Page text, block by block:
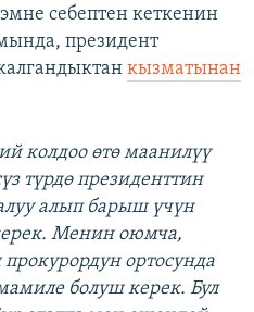
себептен кеткенин
президент
кызматынан
колдоо өтө маанилүү
түрдө президенттин
алып барыш үчүн
Менин оюмча,
ортосунда
болуш керек. Бул